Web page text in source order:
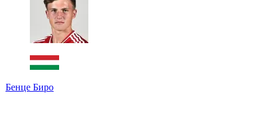
Бенце Биро